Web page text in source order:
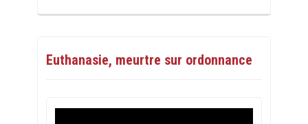
Euthanasie, meurtre sur ordonnance